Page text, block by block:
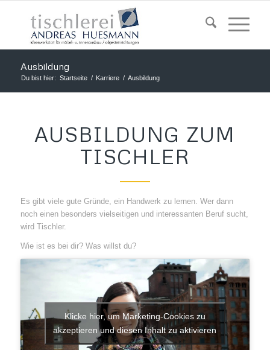
Ausbildung
Du bist hier: Startseite / Karriere / Ausbildung
AUSBILDUNG ZUM
TISCHLER
Es gibt viele gute Gründe, ein Handwerk zu lernen. Wer dann
noch einen besonders vielseitigen und interessanten Beruf sucht,
wird Tischler.
Wie ist es bei dir? Was willst du?
Klicke hier, um Marketing-Cookies zu
akzeptieren und diesen Inhalt zu aktivieren